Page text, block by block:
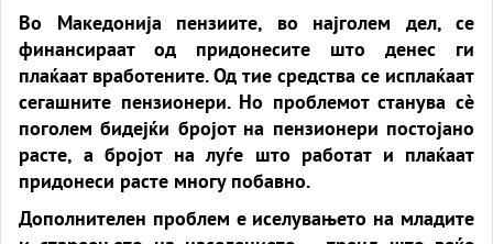
Во Македонија пензиите, во најголем дел, се
финансираат од придонесите што денес ги
плаќаат вработените. Од тие средства се исплаќаат
сегашните пензионери. Но проблемот станува сè
поголем бидејќи бројот на пензионери постојано
расте, а бројот на луѓе што работат и плаќаат
придонеси расте многу побавно.
Дополнителен проблем е иселувањето на младите